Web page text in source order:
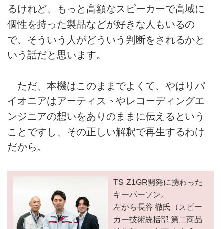
るけれど、もっと高額なスピーカーで高域に
個性を持った製品などが好きな人もいるの
で、そういう人がどういう判断をされるかと
いう話だと思います。
ただ、本機はこのままでよくて、やはりパ
イオニアはアーティストやレコーディングエ
ンジニアの想いをありのままに伝えるという
ことですし、その正しい解釈で再生するわけ
だから。
TS-Z1GR開発に携わった
キーパーソン。
左から長谷 徹氏（スピー
カー技術統括部 第二商品